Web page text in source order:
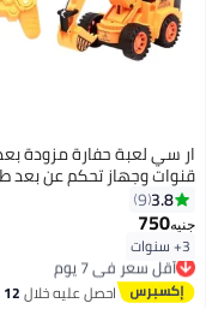
قنوات وجهاز تحكم عن بعد
567-5
3.8
9
جنيه750
3+ سنوات أقل سعر في 7 يوم
توصيل مجاني
أقل سعر في 7 يوماحصل عليه خلال12